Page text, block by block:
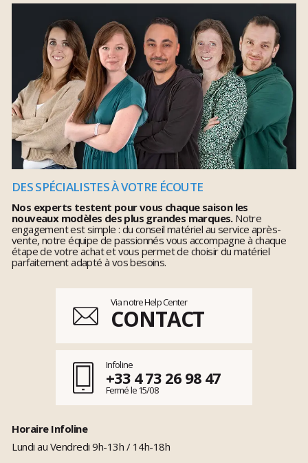
DES SPÉCIALISTES À VOTRE ÉCOUTE
Nos experts testent pour vous chaque saison les
nouveaux modèles des plus grandes marques.Notre
engagement est simple : du conseil matériel au service après-
vente, notre équipe de passionnés vous accompagne à chaque
étape de votre achat et vous permet de choisir du matériel
parfaitement adapté à vos besoins.
Via notre Help Center
CONTACT
Infoline
+33 4 73 26 98 47
Fermé le 15/08
Horaire Infoline
Lundi au Vendredi 9h-13h / 14h-18h